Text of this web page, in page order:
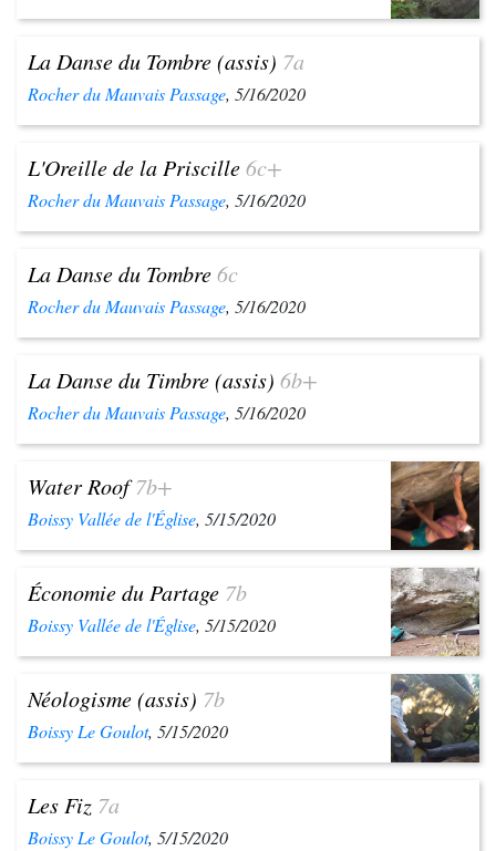
La Danse du Tombre (assis) 7a
Rocher du Mauvais Passage, 5/16/2020
L'Oreille de la Priscille6c+
Rocher du Mauvais Passage, 5/16/2020
La Danse du Tombre6c
Rocher du Mauvais Passage, 5/16/2020
La Danse du Timbre (assis) 6b+
Rocher du Mauvais Passage, 5/16/2020
Water Roof 7b+
Boissy Vallée de l'Église, 5/15/2020
Économie du Partage 7b
Boissy Vallée de l'Église, 5/15/2020
Néologisme (assis) 7b
Boissy Le Goulot, 5/15/2020
Les Fiz 7a
Boissy Le Goulot, 5/15/2020